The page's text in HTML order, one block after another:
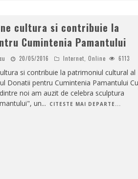
cultura si contribuie la
Cumintenia Pamantului
20/05/2016 Internet Online 6113
si contribuie la patrimoniul cultural al
Donatii pentru Cumintenia Pamantului Cu
noi am auzit de celebra sculptura
un... CITESTE MAI DEPARTE...